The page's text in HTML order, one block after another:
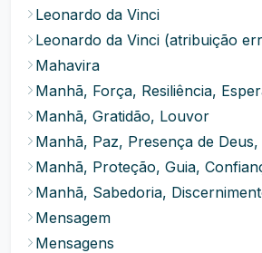
Leonardo da Vinci
Leonardo da Vinci (atribuição
Mahavira
Manhã, Força, Resiliência,
Manhã, Gratidão, Louvor
Manhã, Paz, Presença de
Manhã, Proteção, Guia,
Manhã, Sabedoria,
Mensagem
Mensagens